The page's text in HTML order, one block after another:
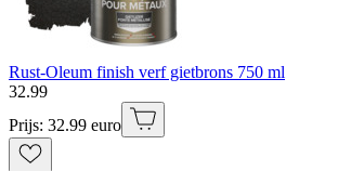
Rust-Oleum finish verf gietbrons 750 ml
32.99
Prijs: 32.99 euro